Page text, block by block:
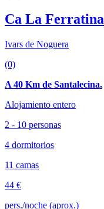
Ca La Ferratina
Ivars de Noguera
(0)
A 40 Km de Santalecina.
Alojamiento entero
2 - 10 personas
4 dormitorios
11 camas
44 €
pers./noche (aprox.)